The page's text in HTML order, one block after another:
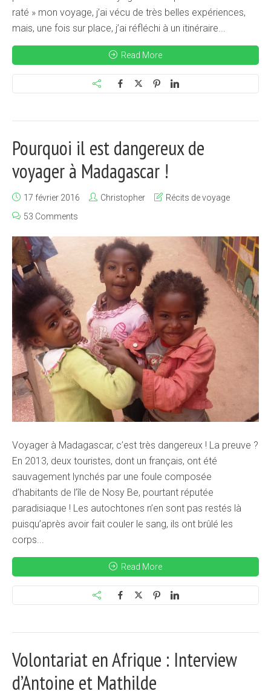
raté » mon voyage, j’ai vécu de très belles expériences,
mais, une fois sur place, j’ai réfléchi à un itinéraire...
Read More
Pourquoi il est dangereux de
voyager à Madagascar !
17 février 2016 Christopher
Récits de voyage
53 Comments
Voyager à Madagascar, c’est très dangereux ! La preuve ?
En 2013, deux touristes, dont un français, ont été
sauvagement lynchés par une foule composée
d’habitants de l’île de Nosy Be, pourtant réputée
paradisiaque ! Les autochtones n’en sont pas restés là
puisqu’après avoir fait couler le sang, ils ont brûlé les
corps...
Read More
Volontariat en Afrique : Interview
d’Antoine et Mathilde